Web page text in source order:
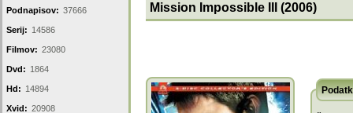
Podnapisov: 37666
Serij: 14586
Filmov: 23080
Dvd: 1864
Hd: 14894
Xvid: 20908
Mission Impossible III (2006)